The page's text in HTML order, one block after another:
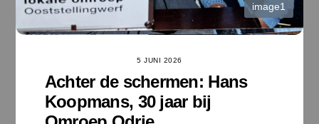
image1
5 JUNI 2026
Achter de schermen: Hans
Koopmans, 30 jaar bij